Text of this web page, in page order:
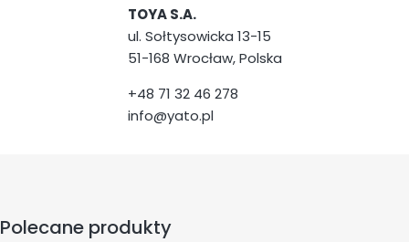
TOYA S.A.
ul. Sołtysowicka 13-15
51-168 Wrocław, Polska
+48 71 32 46 278
info@yato.pl
Polecane produkty